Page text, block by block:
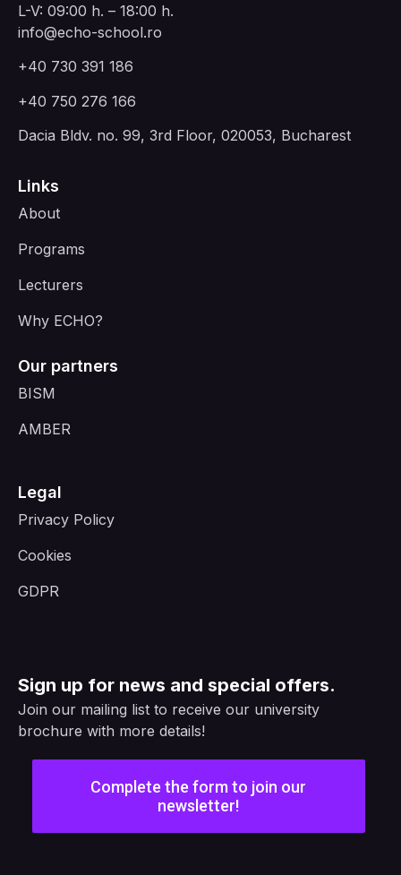
L-V: 09:00 h. – 18:00 h.
info@echo-school.ro
+40 730 391 186
+40 750 276 166
Dacia Bldv. no. 99, 3rd Floor, 020053, Bucharest
Links
About
Programs
Lecturers
Why ECHO?
Our partners
BISM
AMBER
Legal
Privacy Policy
Cookies
GDPR
Sign up for news and special offers.
Join our mailing list to receive our university
brochure with more details!
Complete the form to join our
newsletter!